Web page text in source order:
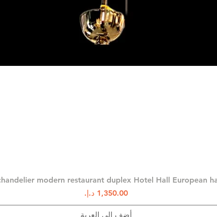
العرض السريع
modern restaurant duplex Hotel Hall European
السعر
أضِف إلى العربة